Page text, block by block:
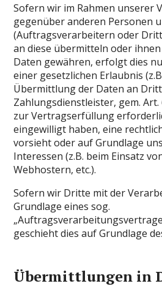
Sofern wir im Rahmen unserer
gegenüber anderen Personen
(Auftragsverarbeitern oder
an diese übermitteln oder
Daten gewähren, erfolgt dies
einer gesetzlichen Erlaubnis
Übermittlung der Daten an
Zahlungsdienstleister, gem. Art.
zur Vertragserfüllung
eingewilligt haben, eine
vorsieht oder auf Grundlage
Interessen (z.B. beim Einsatz
Webhostern, etc.).
Sofern wir Dritte mit der
Grundlage eines sog.
geschieht dies auf Grundlage
Übermittlungen in